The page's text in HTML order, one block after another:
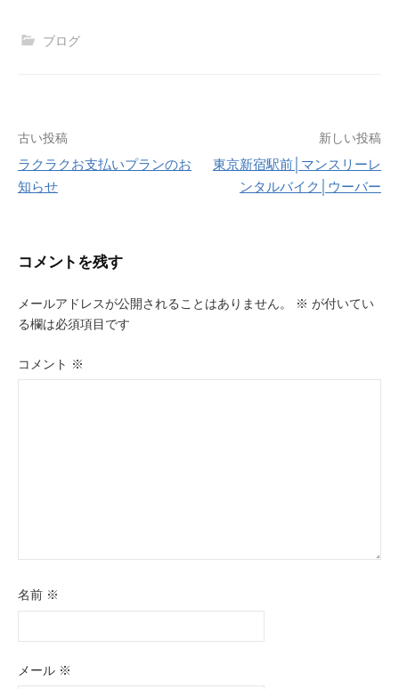
ブログ
投
稿
ゲ
ー
シ
ョ
古い投稿
ラクラクお支払いプランのお
知らせ
新しい投稿
東京新宿駅前│マンスリーレ
ンタルバイク│ウーバー
コメントを残す
メールアドレスが公開されることはありません。 ※ が付いてい
る欄は必須項目です
コメント ※
名前 ※
メール ※